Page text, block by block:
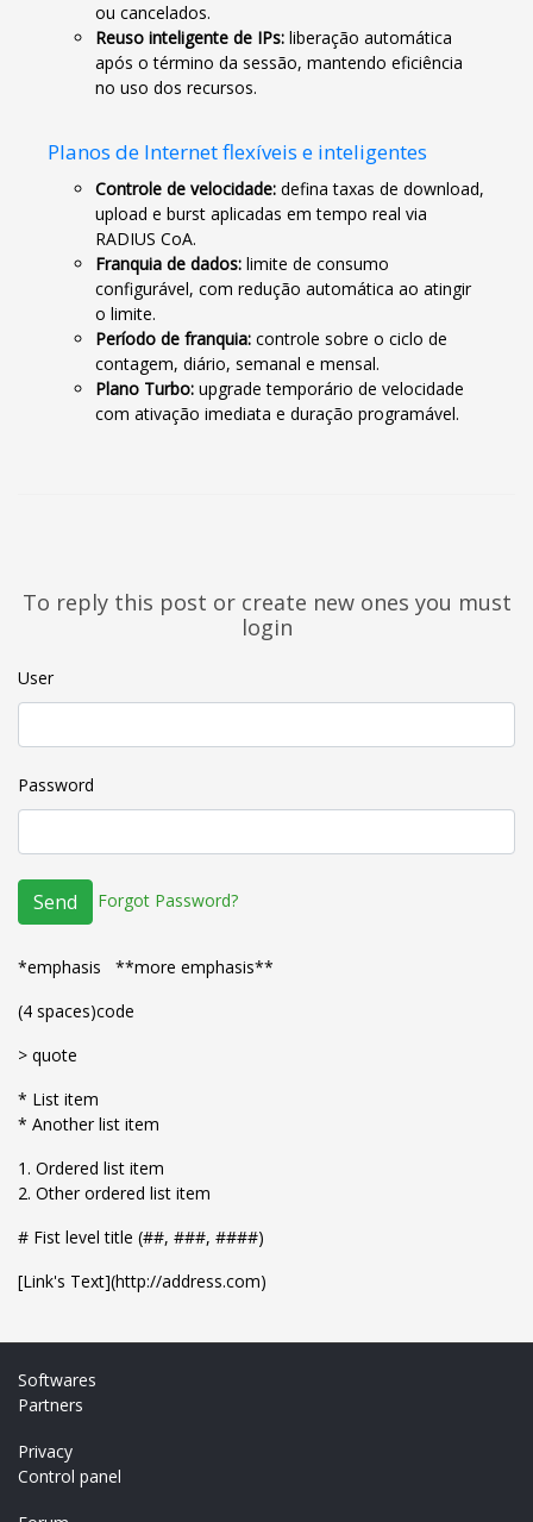
ou cancelados.
Reuso inteligente de IPs: liberação automática
após o término da sessão, mantendo eficiência
no uso dos recursos.
Planos de Internet flexíveis e inteligentes
Controle de velocidade: defina taxas de download,
upload e burst aplicadas em tempo real via
RADIUS CoA.
Franquia de dados: limite de consumo
configurável, com redução automática ao atingir
o limite.
Período de franquia: controle sobre o ciclo de
contagem, diário, semanal e mensal.
Plano Turbo: upgrade temporário de velocidade
com ativação imediata e duração programável.
To reply this post or create new ones you must
login
User
Password
Send Forgot Password?
*emphasis **more emphasis**
(4 spaces)code
> quote
* List item
* Another list item
1. Ordered list item
2. Other ordered list item
# Fist level title (##, ###, ####)
[Link's Text](http://address.com)
Softwares
Partners
Privacy
Control panel